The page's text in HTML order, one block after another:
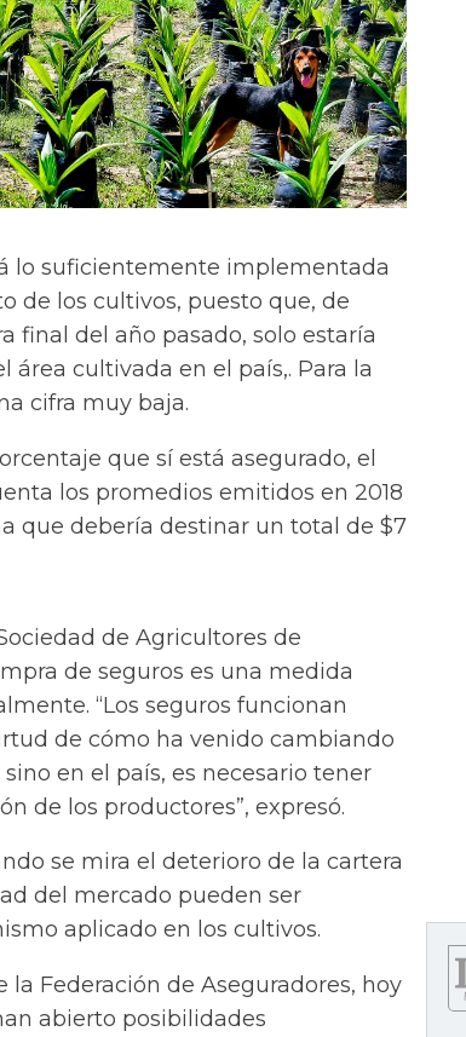
lo suficientemente implementada
de los cultivos, puesto que, de
final del año pasado, solo estaría
área cultivada en el país,. Para la
cifra muy baja.
que sí está asegurado, el
los promedios emitidos en 2018
que debería destinar un total de $7
de Agricultores de
de seguros es una medida
“Los seguros funcionan
de cómo ha venido cambiando
en el país, es necesario tener
de los productores”, expresó.
se mira el deterioro de la cartera
del mercado pueden ser
aplicado en los cultivos.
Federación de Aseguradores, hoy
abierto posibilidades